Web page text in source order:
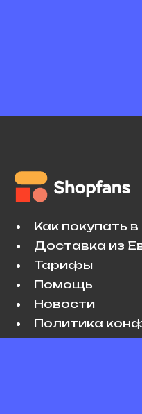
Как покупать
Доставка из
Тарифы
Помощь
Новости
Политика